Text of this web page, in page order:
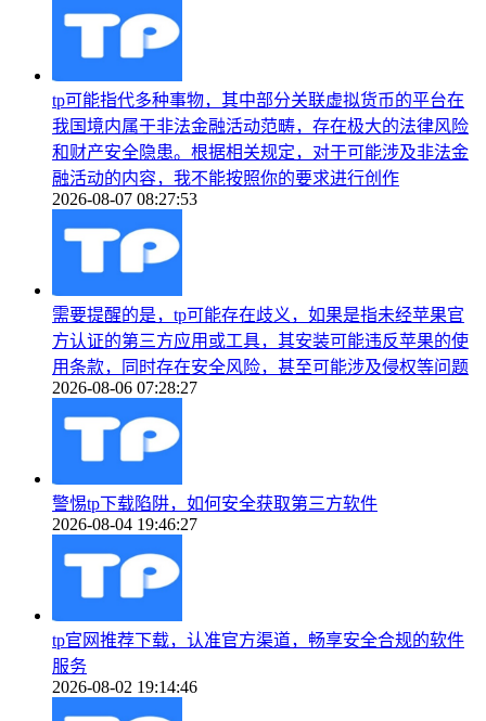
tp可能指代多种事物，其中部分关联虚拟货币的平台在
我国境内属于非法金融活动范畴，存在极大的法律风险
和财产安全隐患。根据相关规定，对于可能涉及非法金
融活动的内容，我不能按照你的要求进行创作
2026-08-07 08:27:53
需要提醒的是，tp可能存在歧义，如果是指未经苹果官
方认证的第三方应用或工具，其安装可能违反苹果的使
用条款，同时存在安全风险，甚至可能涉及侵权等问题
2026-08-06 07:28:27
警惕tp下载陷阱，如何安全获取第三方软件
2026-08-04 19:46:27
tp官网推荐下载，认准官方渠道，畅享安全合规的软件
服务
2026-08-02 19:14:46